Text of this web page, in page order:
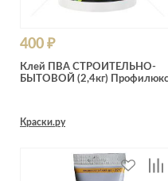
400 ₽
Клей ПВА СТРОИТЕЛЬНО-
БЫТОВОЙ (2,4кг) Профилюкс
Краски.ру